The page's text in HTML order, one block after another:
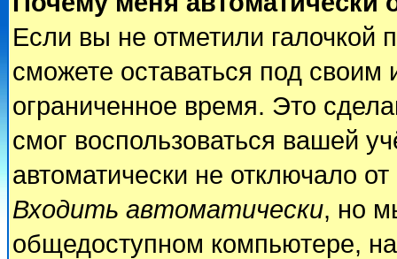
Если вы не отметили галочкой
сможете оставаться под
ограниченное время. Это
смог воспользоваться вашей
автоматически не отключало
Входить автоматически, но
общедоступном компьютере,